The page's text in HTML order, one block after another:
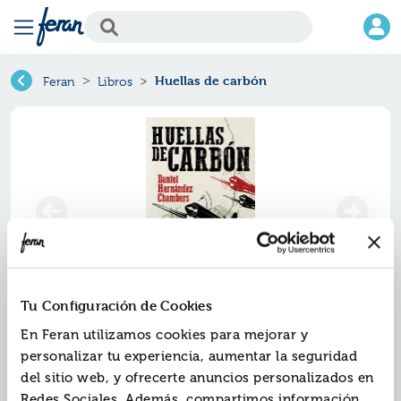
Tu Configuración de Cookies
En Feran utilizamos cookies para mejorar y
personalizar tu experiencia, aumentar la seguridad
del sitio web, y ofrecerte anuncios personalizados en
Feran Libros Huellas de carbón
Huellas de carbón
Ref. ZED-4030318
9788414030318